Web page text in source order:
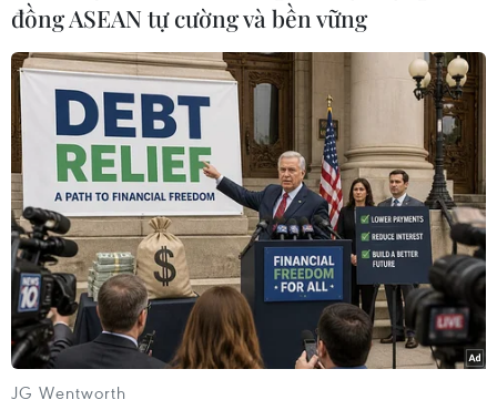
Trước đó, năm 2017, một đồng tiền vàng khổng
lồ 24carat nặng 100kg tại bảo tàng Bode ở thủ
đô Berlin cũng đã "không cánh mà bay"./.
(TTXVN/Vietnam+)
đồng ASEAN tự cường và bền vững
JG Wentworth